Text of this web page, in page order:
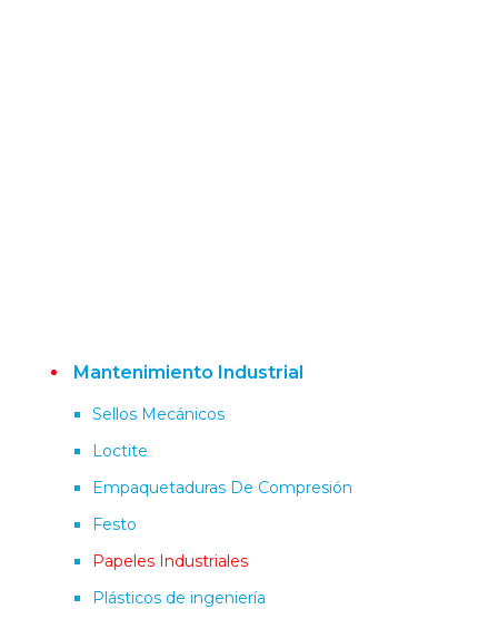
Mantenimiento Industrial
Sellos Mecánicos
Loctite
Empaquetaduras De Compresión
Festo
Papeles Industriales
Plásticos de ingeniería